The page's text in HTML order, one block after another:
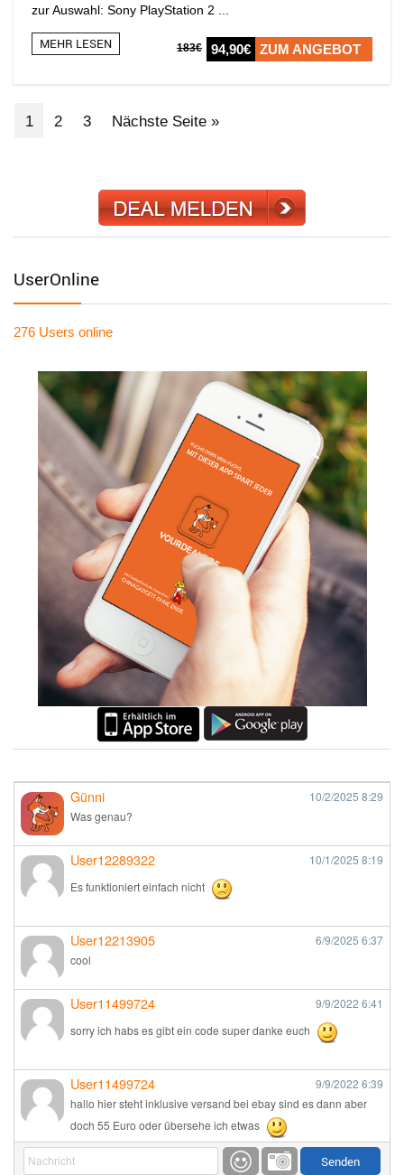
zur Auswahl: Sony PlayStation 2 ...
MEHR LESEN 183€ 94,90€ ZUM ANGEBOT
1 2 3 Nächste Seite »
UserOnline
276 Users online
Günni 10/2/2025 8:29
Was genau?
User12289322 10/1/2025 8:19
Es funktioniert einfach nicht
User12213905 6/9/2025 6:37
cool
User11499724 9/9/2022 6:41
sorry ich habs es gibt ein code super danke euch
User11499724 9/9/2022 6:39
hallo hier steht inklusive versand bei ebay sind es dann aber
doch 55 Euro oder übersehe ich etwas